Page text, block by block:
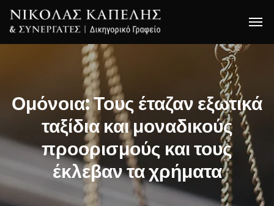
Ομόνοια: Τους έταζαν εξωτικά
ταξίδια και μοναδικούς
προορισμούς και τους
έκλεβαν τα χρήματα